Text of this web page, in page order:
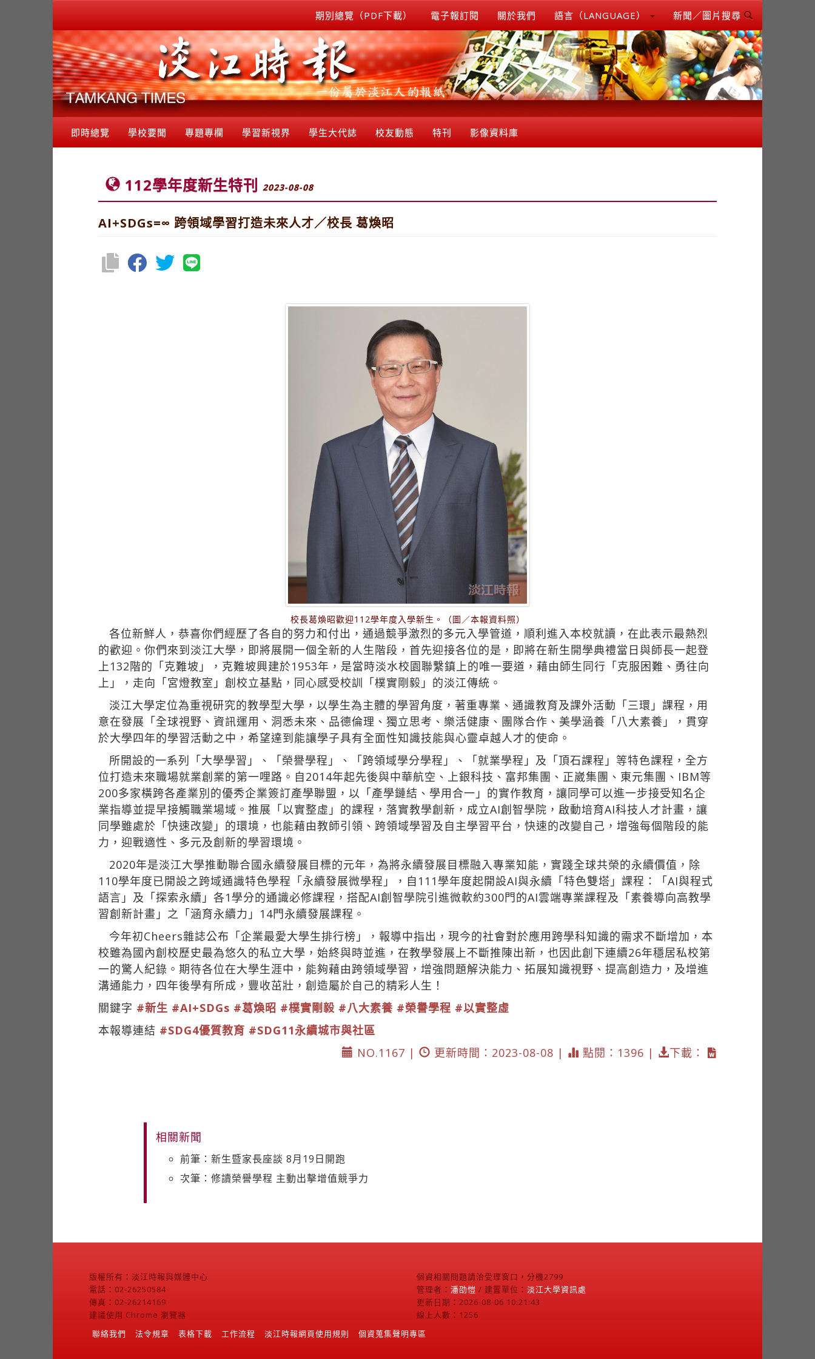
期別總覽（PDF下載） 電子報訂閱 關於我們 語言（LANGUAGE） 新聞／圖片搜尋
即時總覽 學校要聞 專題專欄 學習新視界 學生大代誌 校友動態 特刊 影像資料庫
112學年度新生特刊 2023-08-08
AI+SDGs=∞ 跨領域學習打造未來人才／校長 葛煥昭
校長葛煥昭歡迎112學年度入學新生。（圖／本報資料照）
各位新鮮人，恭喜你們經歷了各自的努力和付出，通過競爭激烈的多元入學管道，順利進入本校就讀，在此表示最熱烈
的歡迎。你們來到淡江大學，即將展開一個全新的人生階段，首先迎接各位的是，即將在新生開學典禮當日與師長一起登
上132階的「克難坡」，克難坡興建於1953年，是當時淡水校園聯繫鎮上的唯一要道，藉由師生同行「克服困難、勇往向
上」，走向「宮燈教室」創校立基點，同心感受校訓「樸實剛毅」的淡江傳統。
淡江大學定位為重視研究的教學型大學，以學生為主體的學習角度，著重專業、通識教育及課外活動「三環」課程，用
意在發展「全球視野、資訊運用、洞悉未來、品德倫理、獨立思考、樂活健康、團隊合作、美學涵養「八大素養」，貫穿
於大學四年的學習活動之中，希望達到能讓學子具有全面性知識技能與心靈卓越人才的使命。
所開設的一系列「大學學習」、「榮譽學程」、「跨領域學分學程」、「就業學程」及「頂石課程」等特色課程，全方
位打造未來職場就業創業的第一哩路。自2014年起先後與中華航空、上銀科技、富邦集團、正崴集團、東元集團、IBM等
200多家橫跨各產業別的優秀企業簽訂產學聯盟，以「產學鏈結、學用合一」的實作教育，讓同學可以進一步接受知名企
業指導並提早接觸職業場域。推展「以實整虛」的課程，落實教學創新，成立AI創智學院，啟動培育AI科技人才計畫，讓
同學雖處於「快速改變」的環境，也能藉由教師引領、跨領域學習及自主學習平台，快速的改變自己，增強每個階段的能
力，迎戰適性、多元及創新的學習環境。
2020年是淡江大學推動聯合國永續發展目標的元年，為將永續發展目標融入專業知能，實踐全球共榮的永續價值，除
110學年度已開設之跨域通識特色學程「永續發展微學程」，自111學年度起開設AI與永續「特色雙塔」課程：「AI與程式
語言」及「探索永續」各1學分的通識必修課程，搭配AI創智學院引進微軟約300門的AI雲端專業課程及「素養導向高教學
習創新計畫」之「涵育永續力」14門永續發展課程。
今年初Cheers雜誌公布「企業最愛大學生排行榜」，報導中指出，現今的社會對於應用跨學科知識的需求不斷增加，本
校雖為國內創校歷史最為悠久的私立大學，始終與時並進，在教學發展上不斷推陳出新，也因此創下連續26年穩居私校第
一的驚人紀錄。期待各位在大學生涯中，能夠藉由跨領域學習，增強問題解決能力、拓展知識視野、提高創造力，及增進
溝通能力，四年後學有所成，豐收茁壯，創造屬於自己的精彩人生！
關鍵字 #新生 #AI+SDGs #葛煥昭 #樸實剛毅 #八大素養 #榮譽學程 #以實整虛
本報導連結 #SDG4優質教育 #SDG11永續城市與社區
NO.1167 |
更新時間：2023-08-08 | 點閱：1396 | 下載：
相關新聞
前筆：新生暨家長座談 8月19日開跑
次筆：修讀榮譽學程 主動出擊增值競爭力
版權所有：淡江時報與媒體中心
電話：02-26250584
傳真：02-26214169
建議使用 Chrome 瀏覽器
個資相關問題請洽受理窗口，分機2799
管理者： 潘劭愷 / 建置單位： 淡江大學資訊處
更新日期：2026-08-06 10:21:43
線上人數：1256
聯絡我們
法令規章 表格下載 工作流程 淡江時報網頁使用規則 個資蒐集聲明專區